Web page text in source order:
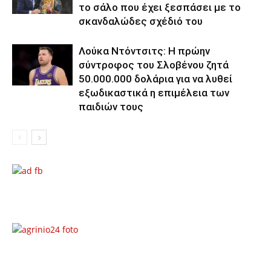
το σάλο που έχει ξεσπάσει με το
σκανδαλώδες σχέδιό του
Λούκα Ντόντσιτς: Η πρώην
σύντροφος του Σλοβένου ζητά
50.000.000 δολάρια για να λυθεί
εξωδικαστικά η επιμέλεια των
παιδιών τους